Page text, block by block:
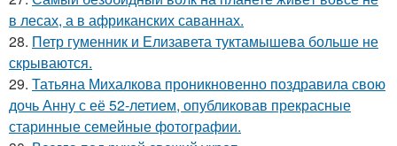
в лесах, а в африканских саваннах.
28. Петр гуменник и Елизавета туктамышева больше не
скрываются.
29. Татьяна Михалкова проникновенно поздравила свою
дочь Анну с её 52-летием, опубликовав прекрасные
старинные семейные фотографии.